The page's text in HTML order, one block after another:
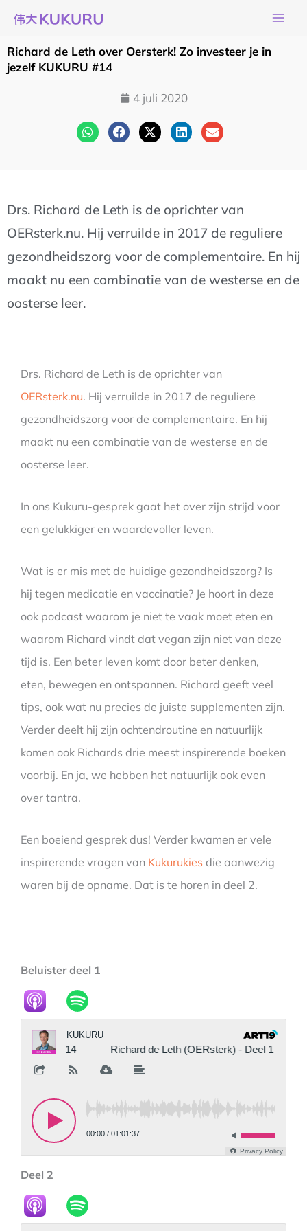
naar
de
inhoud
Richard de Leth over Oersterk! Zo investeer je in
jezelf KUKURU #14
4 juli 2020
Drs. Richard de Leth is de oprichter van
OERsterk.nu. Hij verruilde in 2017 de reguliere
gezondheidszorg voor de complementaire. En hij
maakt nu een combinatie van de westerse en de
oosterse leer.
Drs. Richard de Leth is de oprichter van
OERsterk.nu. Hij verruilde in 2017 de reguliere
gezondheidszorg voor de complementaire. En hij
maakt nu een combinatie van de westerse en de
oosterse leer.
In ons Kukuru-gesprek gaat het over zijn strijd voor
een gelukkiger en waardevoller leven.
Wat is er mis met de huidige gezondheidszorg? Is
hij tegen medicatie en vaccinatie? Je hoort in deze
ook podcast waarom je niet te vaak moet eten en
waarom Richard vindt dat vegan zijn niet van deze
tijd is. Een beter leven komt door beter denken,
eten, bewegen en ontspannen. Richard geeft veel
tips, ook wat nu precies de juiste supplementen zijn.
Verder deelt hij zijn ochtendroutine en natuurlijk
komen ook Richards drie meest inspirerende boeken
voorbij. En ja, we hebben het natuurlijk ook even
over tantra.
Een boeiend gesprek dus! Verder kwamen er vele
inspirerende vragen van Kukurukies die aanwezig
waren bij de opname. Dat is te horen in deel 2.
Beluister deel 1
Deel 2